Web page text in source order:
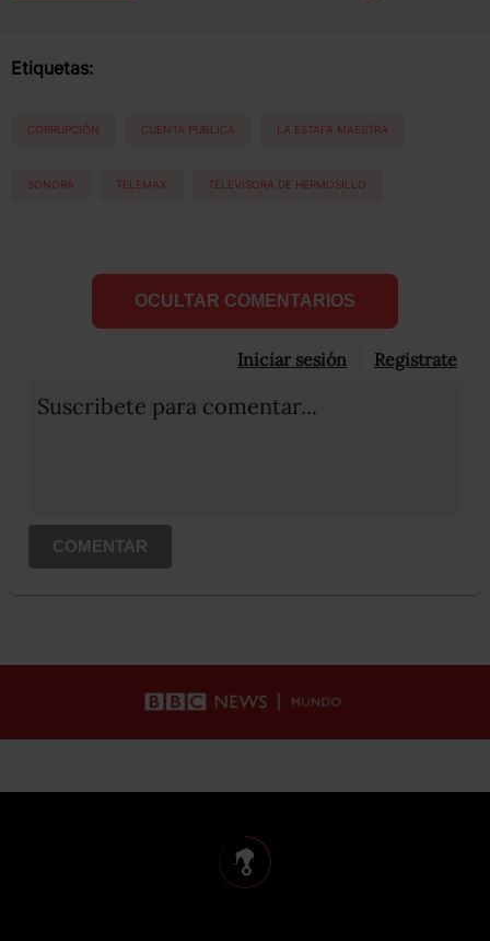
Etiquetas:
CORRUPCIÓN CUENTA PÚBLICA LA ESTAFA MAESTRA
SONORA TELEMAX TELEVISORA DE HERMOSILLO
OCULTAR COMENTARIOS
Iniciar sesión Registrate
Suscribete para comentar...
COMENTAR